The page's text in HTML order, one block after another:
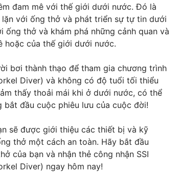
đam mê với thế giới dưới nước. Đó là
với ống thở và phát triển sự tự tin dưới
ống thở và khám phá những cảnh quan và
hoặc của thế giới dưới nước.
bơi thành thạo để tham gia chương trình
Diver) và không có độ tuổi tối thiểu
thấy thoải mái khi ở dưới nước, có thể
bắt đầu cuộc phiêu lưu của cuộc đời!
sẽ được giới thiệu các thiết bị và kỹ
thở một cách an toàn. Hãy bắt đầu
của bạn và nhận thẻ công nhận SSI
Diver) ngay hôm nay!